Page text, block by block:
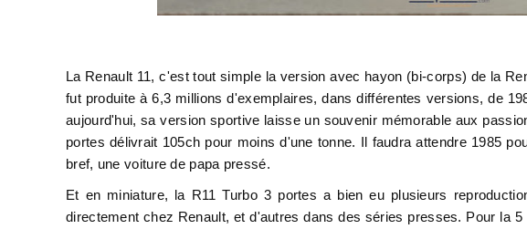
La Renault 11, c'est tout simple la version avec hayon (bi-corps) de la
fut produite à 6,3 millions d'exemplaires, dans différentes versions, de
aujourd'hui, sa version sportive laisse un souvenir mémorable aux
portes délivrait 105ch pour moins d'une tonne. Il faudra attendre 1985
bref, une voiture de papa pressé.
Et en miniature, la R11 Turbo 3 portes a bien eu plusieurs
directement chez Renault, et d'autres dans des séries presses. Pour la